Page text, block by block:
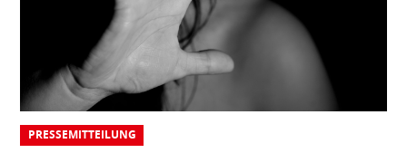
PRESSEMITTEILUNG